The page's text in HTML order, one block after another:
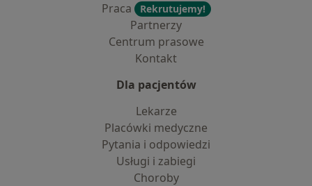
Praca
Rekrutujemy!
Partnerzy
Centrum prasowe
Kontakt
Dla pacjentów
Lekarze
Placówki medyczne
Pytania i odpowiedzi
Usługi i zabiegi
Choroby